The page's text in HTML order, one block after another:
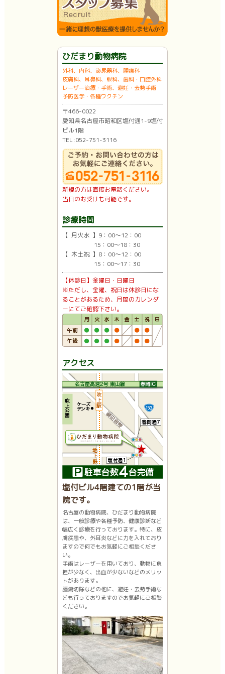
ひだまり動物病院
外科、内科、泌尿器科、腫瘍科
皮膚科、耳鼻科、眼科、歯科・口腔外科
レーザー治療・手術、避妊・去勢手術
予防医学・各種ワクチン
〒466-0022
愛知県名古屋市昭和区塩付通1-9塩付
ビル1階
TEL:052-751-3116
新規の方は直接お電話ください。
当日のお受けも可能です。
診療時間
【 月火水 】9：00〜12：00
15：00〜18：30
【 木土祝 】8：00〜12：00
15：00〜17：30
【休診日】金曜日・日曜日
※ただし、金曜、祝日は休診日にな
ることがあるため、月間のカレンダ
ーにてご確認下さい。
アクセス
塩付ビル4階建ての1階が当
院です。
名古屋の動物病院、ひだまり動物病院
は、一般診療や各種予防、健康診断など
幅広く診療を行っております。特に、皮
膚疾患や、外耳炎などに力を入れており
ますので何でもお気軽にご相談くださ
い。
手術はレーザーを用いており、動物に負
担が少なく、出血が少ないなどのメリッ
トがあります。
腫瘍切除などの他に、避妊・去勢手術な
ども行っておりますのでお気軽にご相談
ください。